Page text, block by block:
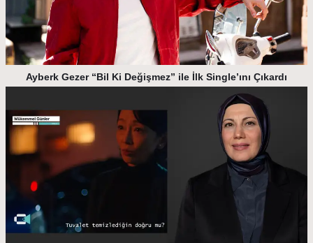
Ayberk Gezer “Bil Ki Değişmez” ile İlk Single’ını Çıkardı